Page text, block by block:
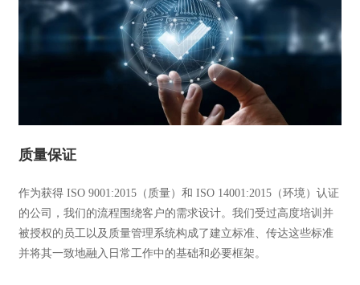
质量保证
作为获得 ISO 9001:2015（质量）和 ISO 14001:2015（环境）认证
的公司，我们的流程围绕客户的需求设计。我们受过高度培训并
被授权的员工以及质量管理系统构成了建立标准、传达这些标准
并将其一致地融入日常工作中的基础和必要框架。